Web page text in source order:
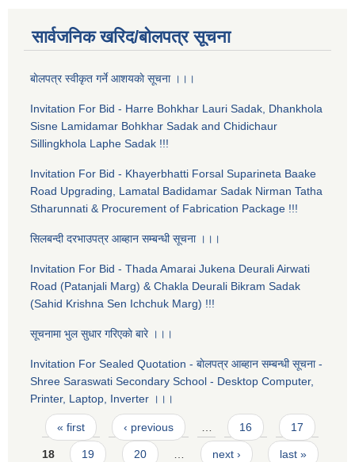
सार्वजनिक खरिद/बोलपत्र सूचना
बाेलपत्र स्वीकृत गर्ने आशयकाे सूचना ।।।
Invitation For Bid - Harre Bohkhar Lauri Sadak, Dhankhola
Sisne Lamidamar Bohkhar Sadak and Chidichaur
Sillingkhola Laphe Sadak !!!
Invitation For Bid - Khayerbhatti Forsal Suparineta Baake
Road Upgrading, Lamatal Badidamar Sadak Nirman Tatha
Stharunnati & Procurement of Fabrication Package !!!
सिलबन्दी दरभाउपत्र आब्हान सम्बन्धी सूचना ।।।
Invitation For Bid - Thada Amarai Jukena Deurali Airwati
Road (Patanjali Marg) & Chakla Deurali Bikram Sadak
(Sahid Krishna Sen Ichchuk Marg) !!!
सूचनामा भुल सुधार गरिएकाे बारे ।।।
Invitation For Sealed Quotation - बाेलपत्र आब्हान सम्बन्धी सूचना -
Shree Saraswati Secondary School - Desktop Computer,
Printer, Laptop, Inverter ।।।
Pages
« first ‹ previous … 16 17
18 19 20 … next › last »